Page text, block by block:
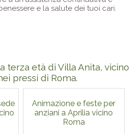
e la salute dei tuoi cari.
terza età di Villa Anita, vicino
pressi di Roma.
Animazione e feste per
anziani a Aprilia vicino
Roma